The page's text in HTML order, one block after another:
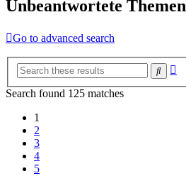
Unbeantwortete Themen
Go to advanced search
Suche
Search found 125 matches
1
2
3
4
5